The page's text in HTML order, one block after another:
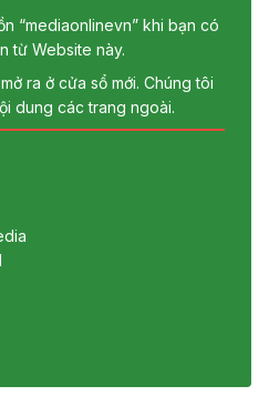
“mediaonlinevn” khi bạn có
từ Website này.
ra ở cửa sổ mới. Chúng tôi
dung các trang ngoài.